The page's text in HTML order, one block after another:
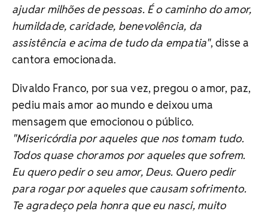
ajudar milhões de pessoas. É o caminho do amor,
humildade, caridade, benevolência, da
assistência e acima de tudo da empatia", disse a
cantora emocionada.
Divaldo Franco, por sua vez, pregou o amor, paz,
pediu mais amor ao mundo e deixou uma
mensagem que emocionou o público.
"Misericórdia por aqueles que nos tomam tudo.
Todos quase choramos por aqueles que sofrem.
Eu quero pedir o seu amor, Deus. Quero pedir
para rogar por aqueles que causam sofrimento.
Te agradeço pela honra que eu nasci, muito